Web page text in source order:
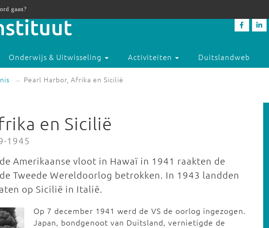
Onderwijs & Uitwisseling Activiteiten Duitslandweb
Pearl Harbor, Afrika en Sicilië
en Sicilië
1945
Amerikaanse vloot in Hawaï in 1941 raakten de
Tweede Wereldoorlog betrokken. In 1943 landden
op Sicilië in Italië.
Op 7 december 1941 werd de VS de oorlog ingezogen.
Japan, bondgenoot van Duitsland, vernietigde de
gaan?